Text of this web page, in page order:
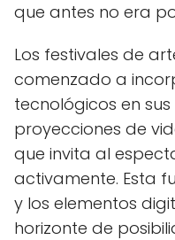
que antes no era
Los festivales de
comenzado a
tecnológicos en
proyecciones de
que invita al
activamente. Esta
y los elementos
horizonte de